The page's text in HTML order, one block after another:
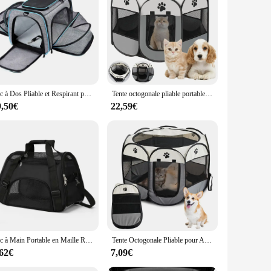
polypropylene, this pet carrier ensures your pet's safety
Whether you're traveling by car, train, or plane, this
that make traveling with your pet a breeze. The
is not only suitable for dogs but also for other small
your business. Its durability and ease of use make it a top
its functionality, making it a valuable asset for those who
maintaining your professional image.
Sac à Dos Pliable et Respirant pour Animaux de Compagnie, Accessoire de Transport pour Chat et Chien Tente octogonale pliable portable pour animaux de compagnie, maison de voyage en plein air, clôture pour chat et chien, utilisation facile
22,59€
Sac à Main Portable en Maille Respirante pour Chat et Chien, Accessoire de Transport Pliable Tente Octogonale Pliable pour Animaux de Compagnie, Niche pour Chat, Salle d'Accouchement, Abri pour Chiot, Poignées Amovibles, Clôtures Extérieures pour Chiens et Chats
7,09€